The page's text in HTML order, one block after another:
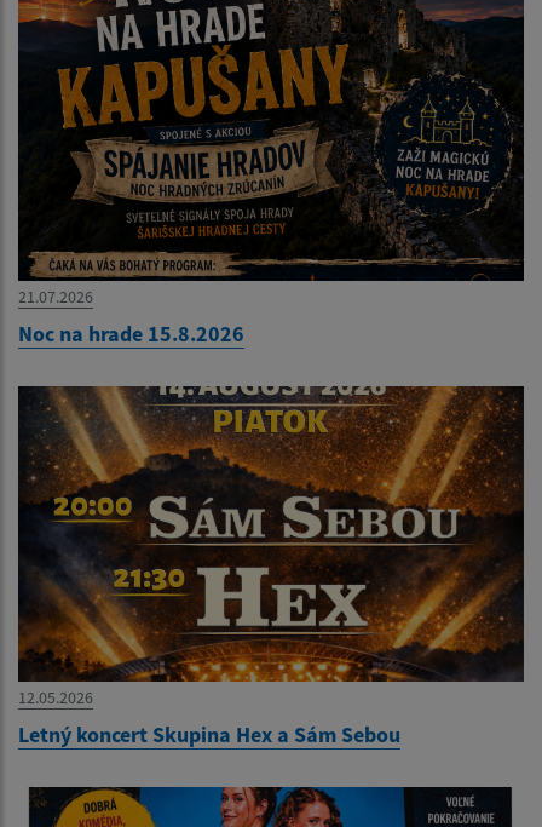
21.07.2026
Noc na hrade 15.8.2026
12.05.2026
Letný koncert Skupina Hex a Sám Sebou